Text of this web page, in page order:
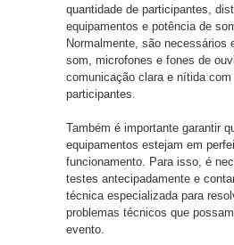
quantidade de participantes,
equipamentos e potência de
Normalmente, são necessários
som, microfones e fones de
comunicação clara e nítida com
participantes.
Também é importante garantir
equipamentos estejam em
funcionamento. Para isso, é
testes antecipadamente e
técnica especializada para
problemas técnicos que
evento.